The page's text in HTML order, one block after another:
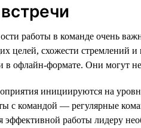
работы в команде очень
целей, схожести стремлений
в офлайн-формате. Они могут
инициируются на
с командой — регулярные
эффективной работы лидеру